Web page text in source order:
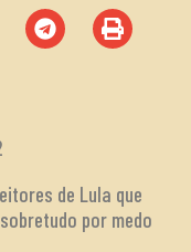
de Lula que
por medo